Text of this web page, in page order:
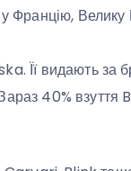
Францію,
Її видають за
40%